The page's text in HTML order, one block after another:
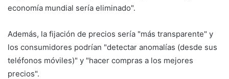
economía mundial sería eliminado".
Además, la fijación de precios sería "más transparente" y
los consumidores podrían "detectar anomalías (desde sus
teléfonos móviles)" y "hacer compras a los mejores
precios".